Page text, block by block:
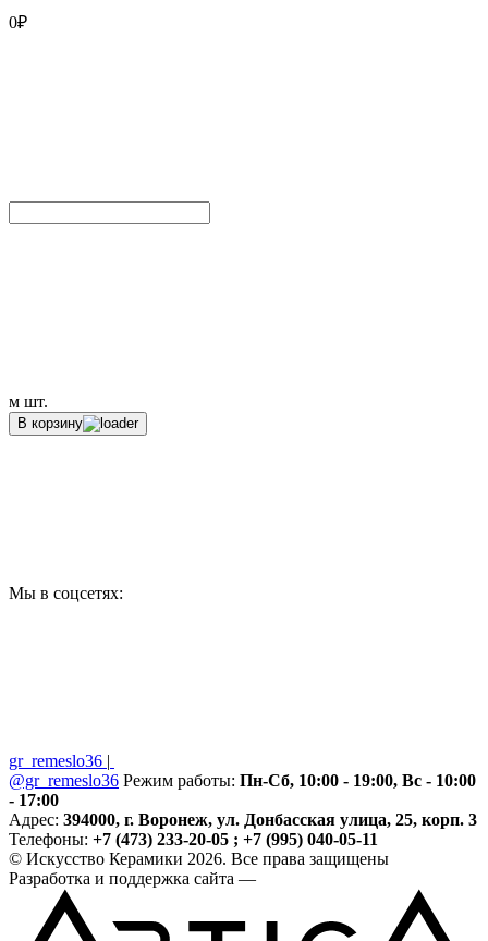
0₽
м шт.
В корзину
Мы в соцсетях:
gr_remeslo36 |
@gr_remeslo36 Режим работы: Пн-Сб, 10:00 - 19:00, Вс - 10:00
- 17:00
Адрес: 394000, г. Воронеж, ул. Донбасская улица, 25, корп. 3
Телефоны: +7 (473) 233-20-05 ; +7 (995) 040-05-11
© Искусство Керамики 2026. Все права защищены
Разработка и поддержка сайта —